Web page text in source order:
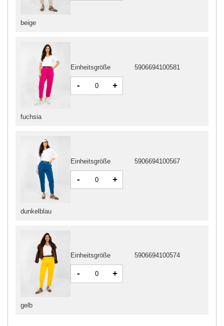
fuchsia
Einheitsgröße 5906694100581
- +
dunkelblau
Einheitsgröße 5906694100567
- +
gelb
Einheitsgröße 5906694100574
- +
beige